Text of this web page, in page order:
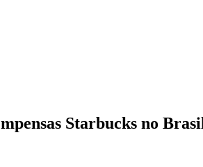
Starbucks no